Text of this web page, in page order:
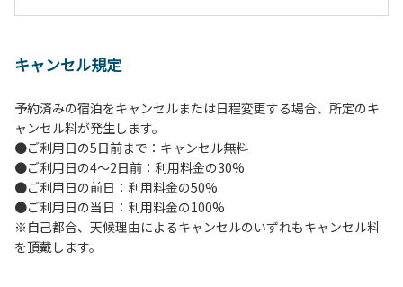
2.チェックアウト：11:00まで
第3条（禁止事項）
以下の行為を禁止します。違反が確認された場合、退去いた
だく場合があります。
1.指定場所以外での火気の使用（焚き火、バーベキュー等）
2.夜間（21:00以降）の大声や音楽等による騒音行為
3.ペットの放し飼い（ドッグラン以外ではリード必須）
4.ゴミの不法投棄や分別違反
5.自然物（植物・きのこ・昆虫等）の採取・損壊
キャンセル規定
予約済みの宿泊をキャンセルまたは日程変更する場合、所定のキ
ャンセル料が発生します。
●ご利用日の5日前まで：キャンセル無料
●ご利用日の4～2日前：利用料金の30%
●ご利用日の前日：利用料金の50%
●ご利用日の当日：利用料金の100%
※自己都合、天候理由によるキャンセルのいずれもキャンセル料
を頂戴します。